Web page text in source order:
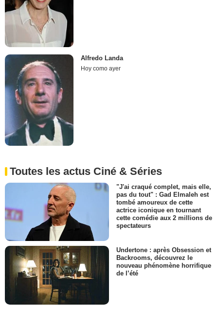
Alfredo Landa
Hoy como ayer
Toutes les actus Ciné & Séries
"J'ai craqué complet, mais elle,
pas du tout" : Gad Elmaleh est
tombé amoureux de cette
actrice iconique en tournant
cette comédie aux 2 millions de
spectateurs
Undertone : après Obsession et
Backrooms, découvrez le
nouveau phénomène horrifique
de l’été